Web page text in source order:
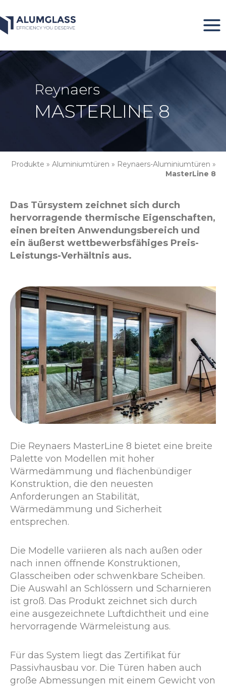
Inhalt
springen
Reynaers
MASTERLINE 8
Produkte » Aluminiumtüren » Reynaers-Aluminiumtüren »
MasterLine 8
Das Türsystem zeichnet sich durch
hervorragende thermische Eigenschaften,
einen breiten Anwendungsbereich und
ein äußerst wettbewerbsfähiges Preis-
Leistungs-Verhältnis aus.
Die Reynaers MasterLine 8 bietet eine breite
Palette von Modellen mit hoher
Wärmedämmung und flächenbündiger
Konstruktion, die den neuesten
Anforderungen an Stabilität,
Wärmedämmung und Sicherheit
entsprechen.
Die Modelle variieren als nach außen oder
nach innen öffnende Konstruktionen,
Glasscheiben oder schwenkbare Scheiben.
Die Auswahl an Schlössern und Scharnieren
ist groß. Das Produkt zeichnet sich durch
eine ausgezeichnete Luftdichtheit und eine
hervorragende Wärmeleistung aus.
Für das System liegt das Zertifikat für
Passivhausbau vor. Die Türen haben auch
große Abmessungen mit einem Gewicht von